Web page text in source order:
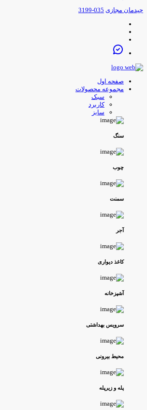
چیدمان مجازی 035-3199
صفحه اول
مجموعه محصولات
سبک
کاربرد
سایز
سنگ
چوب
سمنت
آجر
کاغذ دیواری
آشپزخانه
سرویس بهداشتی
محیط بیرونی
پله و زیرپله